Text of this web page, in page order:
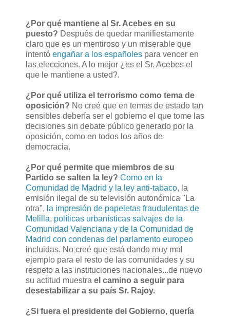
¿Por qué mantiene al Sr. Acebes en su
puesto? Después de quedar manifiestamente
claro que es un mentiroso y un miserable que
intentó engañar a los españoles para vencer en
las elecciones. A lo mejor ¿es el Sr. Acebes el
que le mantiene a usted?.
¿Por qué utiliza el terrorismo como tema de
oposición? No creé que en temas de estado tan
sensibles debería ser el gobierno el que tome las
decisiones sin debate público generado por la
oposición, como en todos los años de
democracia.
¿Por qué permite que miembros de su
Partido se salten la ley? Como en la
Comunidad de Madrid y la ley anti-tabaco, la
emisión ilegal de su televisión autonómica "La
otra", la impresión de papeletas fraudulentas de
Melilla, políticas urbanísticas salvajes de la
Comunidad Valenciana y de la Comunidad de
Madrid con condenas del parlamento europeo
incluidas. No creé que está dando muy mal
ejemplo para el resto de las comunidades y su
respeto a las instituciones nacionales...de nuevo
su actitud muestra el camino a seguir para
desestabilizar a su país Sr. Rajoy.
¿Si fuera el presidente del Gobierno, quería